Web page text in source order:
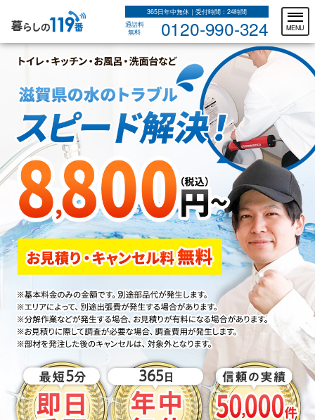
365日年中無休｜受付時間：24時間
通話料
無料
0120-990-324 MENU